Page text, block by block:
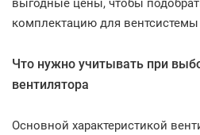
выгодные цены, чтобы
комплектацию для
Что нужно учитывать при
вентилятора
Основной характеристикой